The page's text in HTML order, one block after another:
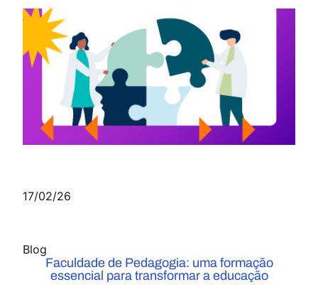
17/02/26
Blog
Faculdade de Pedagogia: uma formação
essencial para transformar a educação